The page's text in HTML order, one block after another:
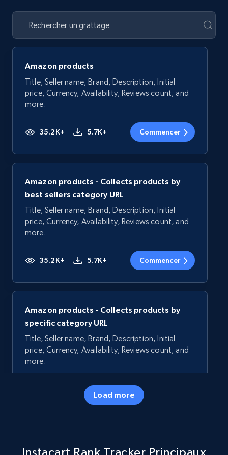
Amazon products
Title, Seller name, Brand, Description, Initial
price, Currency, Availability, Reviews count, and
more.
35.2K+ 5.7K+ Commencer
Amazon products - Collects products by
best sellers category URL
Title, Seller name, Brand, Description, Initial
price, Currency, Availability, Reviews count, and
more.
35.2K+ 5.7K+ Commencer
Amazon products - Collects products by
specific category URL
Title, Seller name, Brand, Description, Initial
price, Currency, Availability, Reviews count, and
more.
5.7K+ Commencer
specific keywords
Load more
Instacart Rank Tracker Principaux